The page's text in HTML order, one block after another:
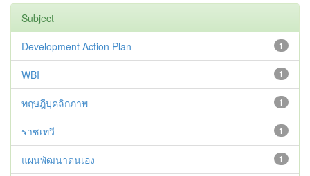
Subject
1
Development Action Plan
1
WBI
1
ทฤษฎีบุคลิกภาพ
1
ราชเทวี
1
แผนพัฒนาตนเอง